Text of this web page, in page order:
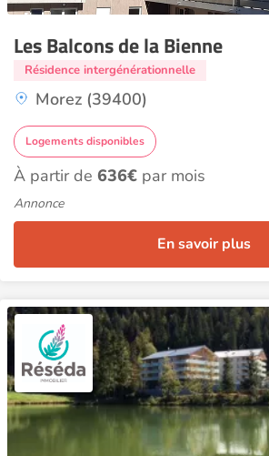
Les Balcons de la Bienne
Résidence intergénérationnelle
Morez (39400)
Logements disponibles
À partir de 636€ par mois
Annonce
En savoir plus